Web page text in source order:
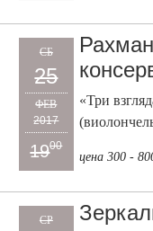
СБ
25
ФЕВ
2017
1900
«Три
цена 300 -
СР